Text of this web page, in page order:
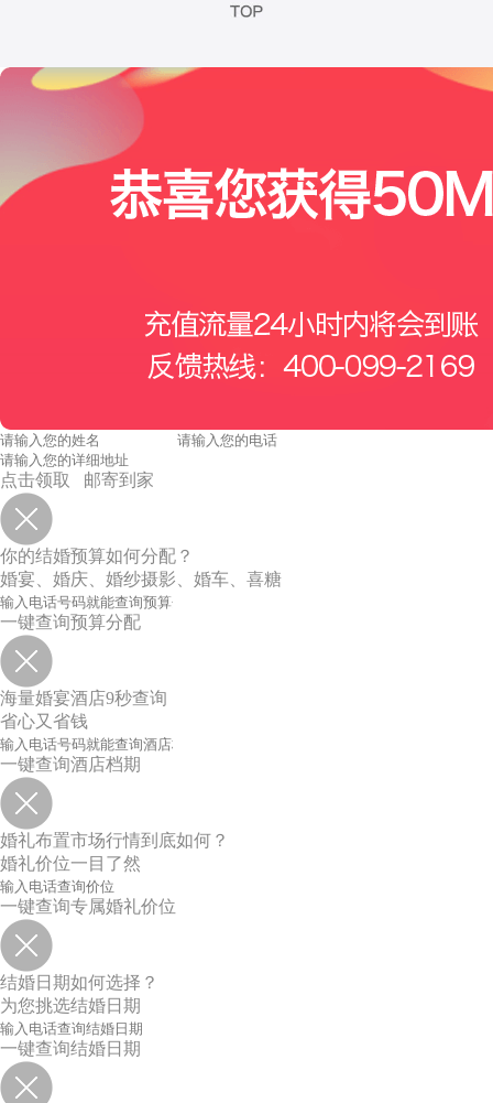
点击领取 邮寄到家
你的结婚预算如何分配？
婚宴、婚庆、婚纱摄影、婚车、喜糖
一键查询预算分配
海量婚宴酒店9秒查询
省心又省钱
一键查询酒店档期
婚礼布置市场行情到底如何？
婚礼价位一目了然
一键查询专属婚礼价位
结婚日期如何选择？
为您挑选结婚日期
一键查询结婚日期